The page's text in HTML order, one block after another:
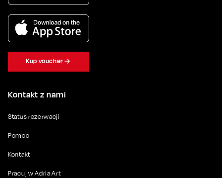
Kontakt z nami
Status rezerwacji
Pomoc
Kontakt
Pracuj w Adria Art
Kup voucher